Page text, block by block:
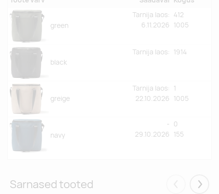
green
Tarnija laos:
6.11.2026
412
1005
black
Tarnija laos: 1914
greige
Tarnija laos:
22.10.2026
1
1005
navy
-
29.10.2026
0
155
Sarnased tooted Eelmised